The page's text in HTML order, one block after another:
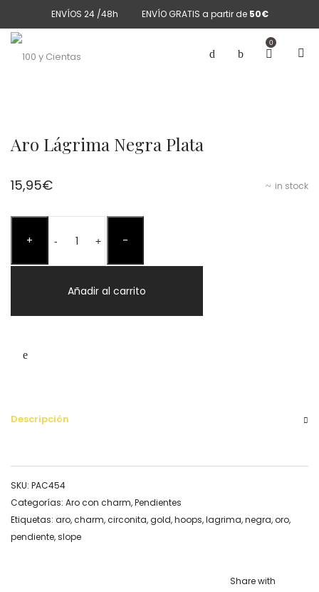
ENVÍOS 24 /48h ENVÍO GRATIS a partir de 50€
0
Aro Lágrima Negra Plata
in stock
15,95€
+ -Lágrima
cantidad
+ -
Añadir al carrito
Descripción
SKU: PAC454
Categorías: Aro con charm,Pendientes
Etiquetas: aro,charm,circonita,gold,hoops,lagrima,negra,oro,
pendiente,slope
Share with